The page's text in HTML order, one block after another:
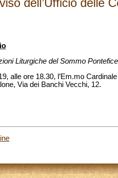
Liturgiche del Sommo
alle ore 18.30, l’Em.mo
Via dei Banchi Vecchi, 12.